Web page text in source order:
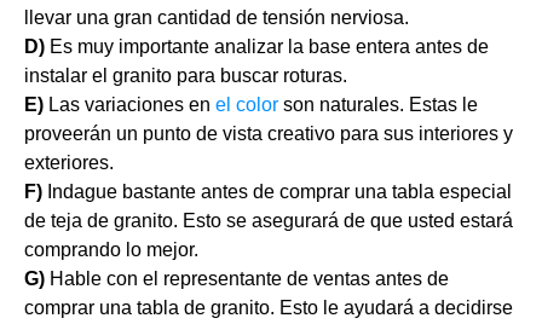
llevar una gran cantidad de tensión nerviosa.
D) Es muy importante analizar la base entera antes de
instalar el granito para buscar roturas.
E) Las variaciones en el color son naturales. Estas le
proveerán un punto de vista creativo para sus interiores y
exteriores.
F) Indague bastante antes de comprar una tabla especial
de teja de granito. Esto se asegurará de que usted estará
comprando lo mejor.
G) Hable con el representante de ventas antes de
comprar una tabla de granito. Esto le ayudará a decidirse